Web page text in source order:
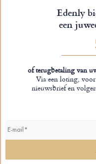
Edenly
een
of terugbetaling van
Via een loting,
nieuwsbrief en